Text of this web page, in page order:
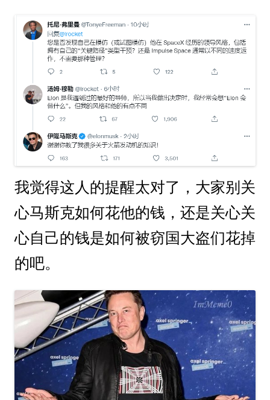
我觉得这人的提醒太对了，大家别关
心马斯克如何花他的钱，还是关心关
心自己的钱是如何被窃国大盗们花掉
的吧。